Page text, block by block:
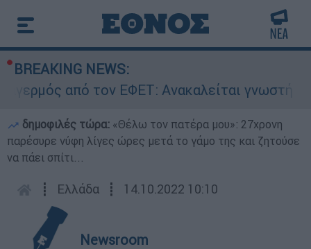
BREAKING NEWS:
από τον ΕΦΕΤ: Ανακαλείται γνωστή
δημοφιλές τώρα: «Θέλω τον πατέρα μου»: 27χρονη
παρέσυρε νύφη λίγες ώρες μετά το γάμο της και ζητούσε
να πάει σπίτι...
┋ Ελλάδα ┋ 14.10.2022 10:10
Newsroom